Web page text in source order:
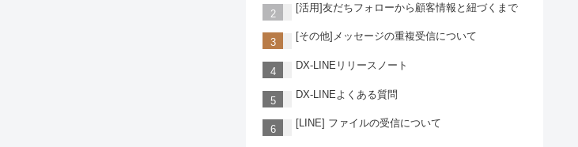
[活用]友だちフォローから顧客情報と紐づくまで
[その他]メッセージの重複受信について
DX-LINEリリースノート
DX-LINEよくある質問
[LINE] ファイルの受信について